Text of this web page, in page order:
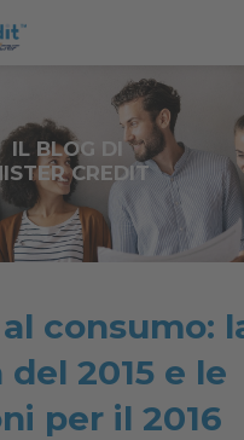
IL BLOG DI
CREDIT
consumo:
2015 e le
per il 2016